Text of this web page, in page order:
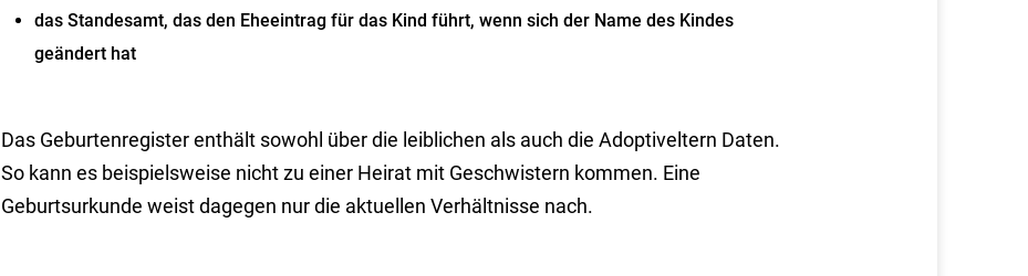
das Standesamt, das den Eheeintrag für das Kind führt, wenn sich der Name des Kindes
geändert hat
Das Geburtenregister enthält sowohl über die leiblichen als auch die Adoptiveltern Daten.
So kann es beispielsweise nicht zu einer Heirat mit Geschwistern kommen. Eine
Geburtsurkunde weist dagegen nur die aktuellen Verhältnisse nach.